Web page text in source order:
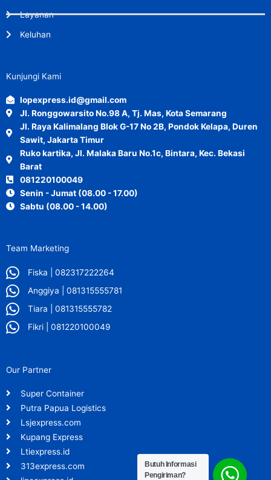
Layanan
Keluhan
Kunjungi Kami
lopexpress.id@gmail.com
Jl. Ronggowarsito No.98 A, Tj. Mas, Kota Semarang
Jl. Raya Kalimalang Blok G-17 No 2B, Pondok Kelapa, Duren
Sawit, Jakarta Timur
Ruko kartika, Jl. Malaka Baru No.1c, Bintara, Kec. Bekasi
Barat
081220100049
Senin - Jumat (08.00 - 17.00)
Sabtu (08.00 - 14.00)
Team Marketing
Fiska | 082317222264
Anggiya | 081315555781
Tiara | 081315555782
Fikri | 081220100049
Our Partner
Super Container
Putra Papua Logistics
Lsjexpress.com
Kupang Express
Ltiexpress.id
313express.com
Butuh Informasi
Pengiriman?